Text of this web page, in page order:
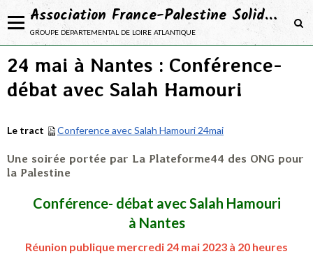
Association France-Palestine Solidarité 44
groupe departemental de loire atlantique
NOTRE ASSOCIATION
Adhérer
NOS PROJETS
SE DOCUMENTER
24 mai à Nantes : Conférence-
débat avec Salah Hamouri
Le tract Conference avec Salah Hamouri 24mai
Une soirée portée par La Plateforme44 des ONG pour
la Palestine
Conférence- débat avec Salah Hamouri
à Nantes
Réunion publique mercredi 24 mai 2023 à 20 heures